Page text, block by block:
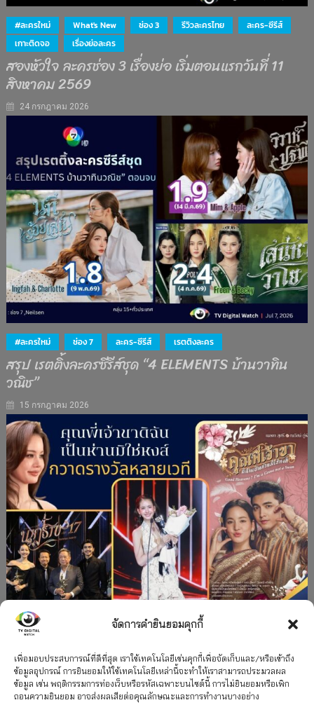
จัดการคำยินยอมคุกกี้
เพื่อมอบประสบการณ์ที่ดีที่สุด เราใช้เทคโนโลยีเช่นคุกกี้เพื่อจัดเก็บและ/หรือเข้าถึง
ข้อมูลอุปกรณ์ การยินยอมให้ใช้เทคโนโลยีเหล่านี้จะทำให้เราสามารถประมวลผล
ข้อมูล เช่น พฤติกรรมการท่องเว็บหรือรหัสเฉพาะบนไซต์นี้ การไม่ยินยอมหรือเพิก
ถอนความยินยอม อาจส่งผลเสียต่อคุณลักษณะและการทำงานบางอย่าง
#ละครใหม่ What's New ช่อง 3 รีวิวละครไทย
ละคร-ซีรีส์
เกาะติดจอ
เรื่องย่อละคร
สองหัวใจ ละครช่อง 3 เรื่องย่อ เริ่มตอนแรกวันที่ 11
สิงหาคม 2569
24 กรกฎาคม 2026
#ละครใหม่ ช่อง 7 ละคร-ซีรีส์ เรตติงละคร
สรุป เรตติ้งละครซีรีส์ชุด “4 ELEMENTS บ้านวาทิน
วณิช”
15 กรกฎาคม 2026
”คุณพี่เจ้าขาดิฉันเป็นห่านมิใช่หงส์” กวาดรางวัล
เพียบ จาก 8 เวที